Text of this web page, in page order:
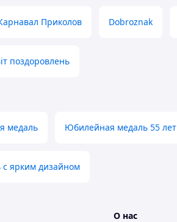
Приколов Dobroznak
поздоровлень
медаль Юбилейная медаль 55 лет
ярким дизайном
О нас